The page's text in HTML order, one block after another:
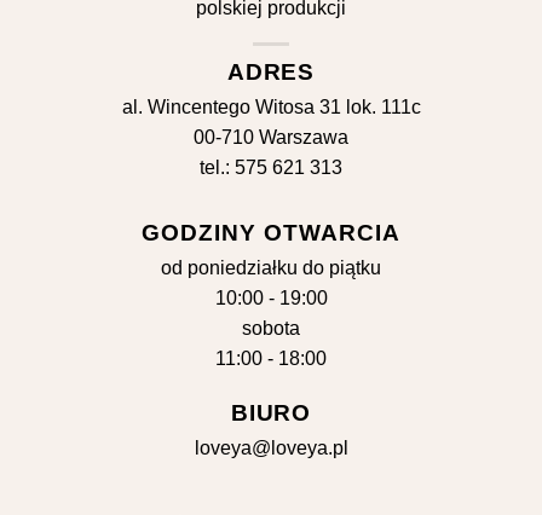
ADRES
al. Wincentego Witosa 31 lok. 111c
00-710 Warszawa
tel.: 575 621 313
GODZINY OTWARCIA
od poniedziałku do piątku
10:00 - 19:00
sobota
11:00 - 18:00
BIURO
loveya@loveya.pl